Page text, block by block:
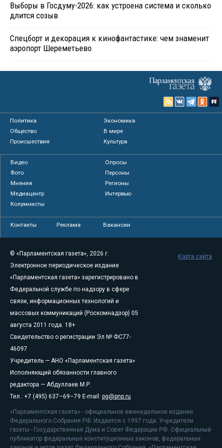
Выборы в Госдуму-2026: как устроена система и сколько
длится созыв
Спецборт и декорация к кинофантастике: чем знаменит
аэропорт Шереметьево
Политика
Экономика
Общество
В мире
Происшествия
Культура
Видео
Опросы
Фото
Персоны
Мнения
Регионы
Медиацентр
Интервью
Колумнисты
Контакты Реклама Вакансии
© «Парламентская газета», 2026 г.
Электронное периодическое издание
«Парламентская газета» зарегистрировано в
Федеральной службе по надзору в сфере
связи, информационных технологий и
массовых коммуникаций (Роскомнадзор) 05
августа 2011 года. 18+
Свидетельство о регистрации Эл № ФС77-
46097
Учредитель — АНО «Парламентская газета»
Исполняющий обязанности главного
редактора — Абдуллаев М.Р.
Тел.: +7 (495) 637–69–79 E-mail: pg@pnp.ru
«Парламентская газета» - официальное еженедельное издание
Федерального Собрания РФ. Издается с 1997 года. Учредители
газеты - Государственная Дума и Совет Федерации РФ. Официальный
публикатор федеральных конституционных законов, федеральных
Карта сайта